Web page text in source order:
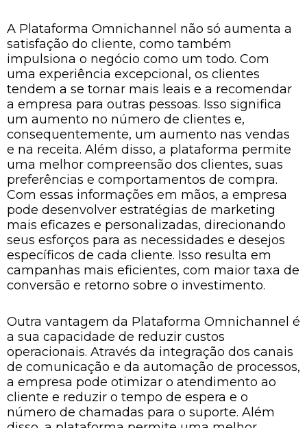
A Plataforma Omnichannel não só aumenta a
satisfação do cliente, como também
impulsiona o negócio como um todo. Com
uma experiência excepcional, os clientes
tendem a se tornar mais leais e a recomendar
a empresa para outras pessoas. Isso significa
um aumento no número de clientes e,
consequentemente, um aumento nas vendas
e na receita. Além disso, a plataforma permite
uma melhor compreensão dos clientes, suas
preferências e comportamentos de compra.
Com essas informações em mãos, a empresa
pode desenvolver estratégias de marketing
mais eficazes e personalizadas, direcionando
seus esforços para as necessidades e desejos
específicos de cada cliente. Isso resulta em
campanhas mais eficientes, com maior taxa de
conversão e retorno sobre o investimento.
Outra vantagem da Plataforma Omnichannel é
a sua capacidade de reduzir custos
operacionais. Através da integração dos canais
de comunicação e da automação de processos,
a empresa pode otimizar o atendimento ao
cliente e reduzir o tempo de espera e o
número de chamadas para o suporte. Além